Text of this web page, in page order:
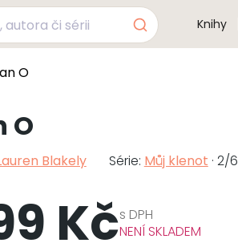
Knihy
O
O
Blakely Série: Můj klenot · 2/6
Kčs DPH
NENÍ SKLADEM